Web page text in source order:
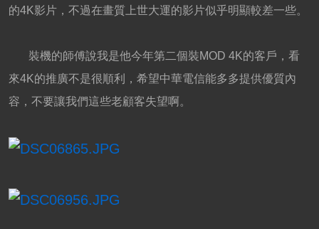
的4K影片， 不過在畫質上世大運的影片似乎明顯較差一些。
裝機的師傅說我是他今年第二個裝MOD 4K的客戶，看
來4K的推廣不是很順利，希望中華電信能多多提供優質內
容，不要讓我們這些老顧客失望啊。